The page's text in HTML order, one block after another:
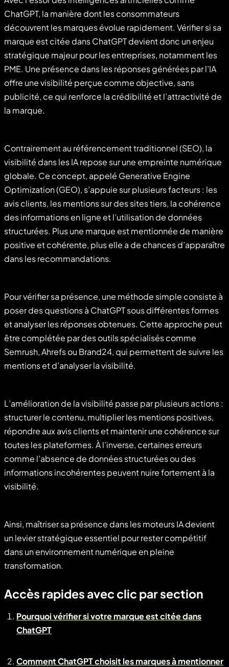
ChatGPT, la manière dont les consommateurs
découvrent les marques évolue rapidement. Vérifier si sa
marque est citée dans ChatGPT devient donc un enjeu
stratégique majeur pour les entreprises, notamment les
PME. Une présence dans les réponses générées par l’IA
offre une visibilité perçue comme objective, sans
publicité, ce qui renforce la crédibilité et l’attractivité de
la marque.
Contrairement au référencement traditionnel (SEO), la
visibilité dans les IA repose sur une empreinte numérique
globale. Ce concept, appelé Generative Engine
Optimization (GEO), s’appuie sur plusieurs facteurs : les
avis clients, les mentions sur des sites tiers, la cohérence
des informations en ligne et l’utilisation de données
structurées. Plus une marque est mentionnée de manière
positive et cohérente, plus elle a de chances d’apparaître
dans les recommandations.
Pour vérifier sa présence, une méthode simple consiste à
poser des questions à ChatGPT sous différentes formes
et analyser les réponses obtenues. Cette approche peut
être complétée par des outils spécialisés comme
Semrush, Ahrefs ou Brand24, qui permettent de suivre les
mentions et d’analyser la visibilité.
L’amélioration de la visibilité passe par plusieurs actions :
structurer le contenu, multiplier les mentions positives,
répondre aux avis clients et maintenir une cohérence sur
toutes les plateformes. À l’inverse, certaines erreurs
comme l’absence de données structurées ou des
informations incohérentes peuvent nuire fortement à la
visibilité.
Ainsi, maîtriser sa présence dans les moteurs IA devient
un levier stratégique essentiel pour rester compétitif
dans un environnement numérique en pleine
transformation.
Accès rapides avec clic par section
Pourquoi vérifier si votre marque est citée dans
ChatGPT
Comment ChatGPT choisit les marques à mentionner